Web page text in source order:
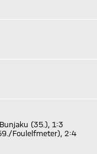
(35.), 1:3
Foulelfmeter), 2:4